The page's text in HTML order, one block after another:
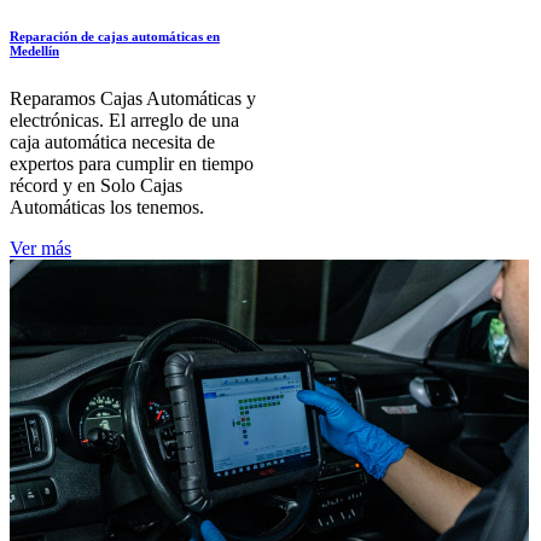
Reparación de cajas automáticas en
Medellín
Reparamos Cajas Automáticas y
electrónicas. El arreglo de una
caja automática necesita de
expertos para cumplir en tiempo
récord y en Solo Cajas
Automáticas los tenemos.
Ver más